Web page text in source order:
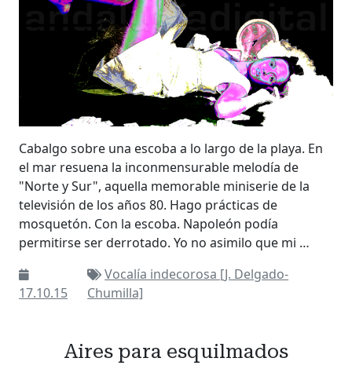
Cabalgo sobre una escoba a lo largo de la playa. En
el mar resuena la inconmensurable melodía de
"Norte y Sur", aquella memorable miniserie de la
televisión de los años 80. Hago prácticas de
mosquetón. Con la escoba. Napoleón podía
permitirse ser derrotado. Yo no asimilo que mi …
17.10.15
Vocalía indecorosa [J. Delgado-
Chumilla]
Aires para esquilmados